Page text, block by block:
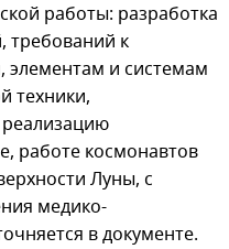
работы: разработка
требований к
элементам и системам
техники,
работе космонавтов
Луны, с
медико-
в документе.